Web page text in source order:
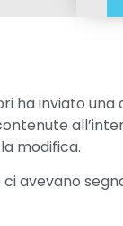
ha inviato
modifica.
avevano